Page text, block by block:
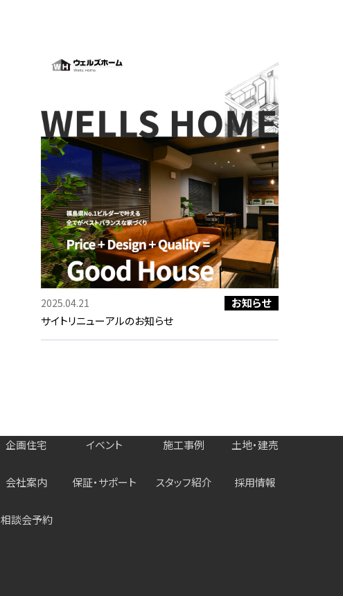
2025.04.21
お知らせ
サイトリニューアルのお知らせ
企画住宅 イベント 施工事例 土地・建売
会社案内 保証・サポート スタッフ紹介 採用情報
相談会予約